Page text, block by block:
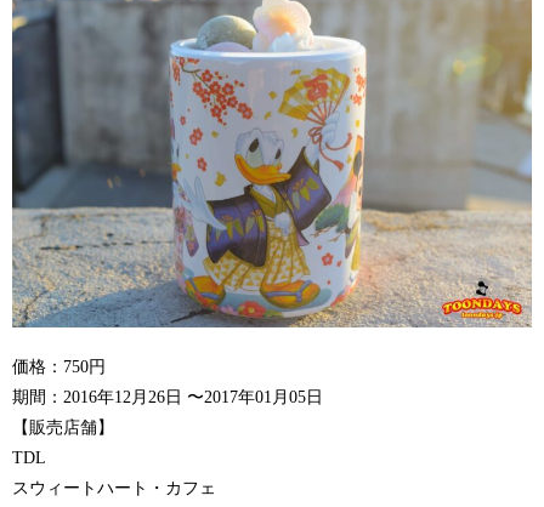
価格：750円
期間：2016年12月26日 〜2017年01月05日
【販売店舗】
TDL
スウィートハート・カフェ